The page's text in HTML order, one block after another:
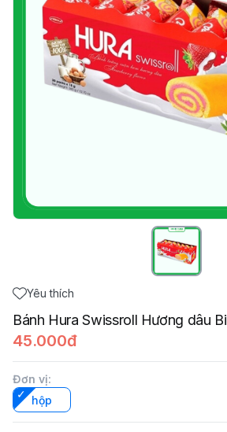
Yêu thích
Bánh Hura Swissroll Hương dâu
45.000đ
Đơn vị:
hộp